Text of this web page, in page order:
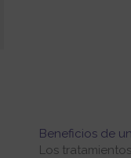
Beneficios de
Los